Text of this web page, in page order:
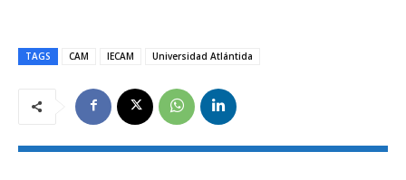
TAGS CAM IECAM Universidad Atlántida